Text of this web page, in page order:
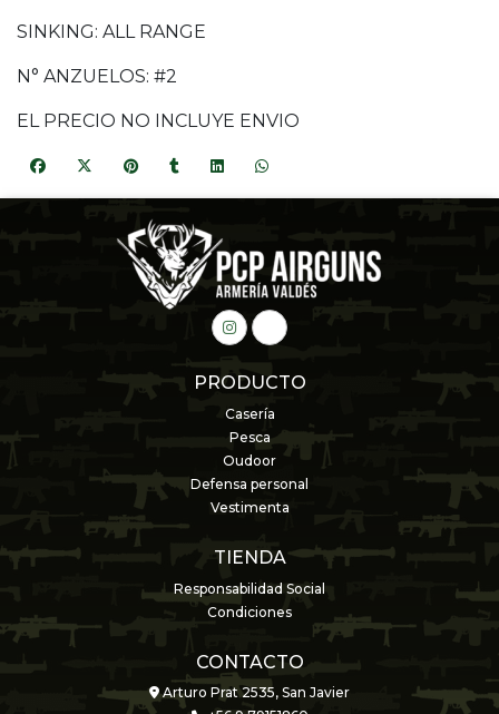
SINKING: ALL RANGE
N° ANZUELOS: #2
EL PRECIO NO INCLUYE ENVIO
PRODUCTO
Casería
Pesca
Oudoor
Defensa personal
Vestimenta
TIENDA
Responsabilidad Social
Condiciones
CONTACTO
Arturo Prat 2535, San Javier